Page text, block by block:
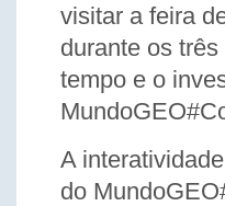
visitar a feira
durante os
tempo e o
A
do